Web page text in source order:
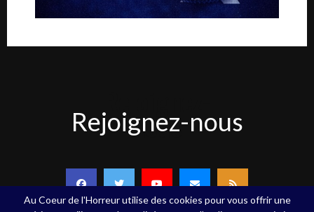
nous
Rejoignez-nous
Au Coeur de l'Horreur utilise des cookies pour vous offrir une